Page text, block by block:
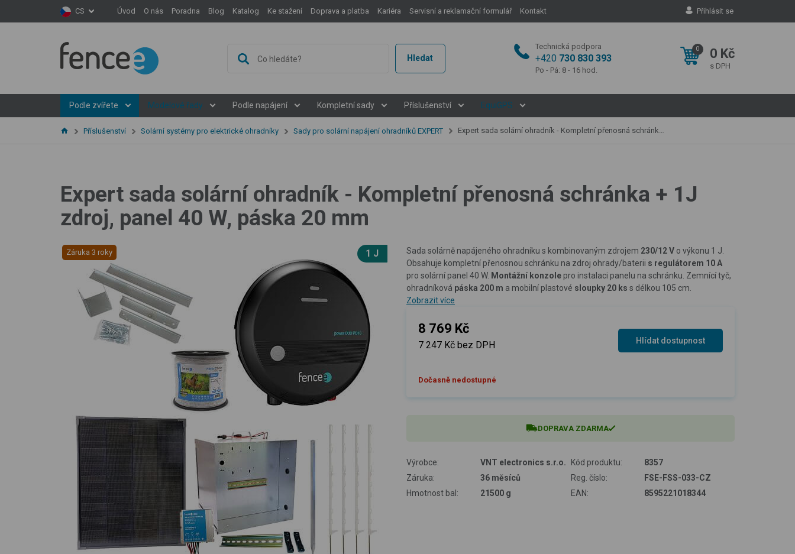
CS Úvod O nás Poradna Blog Katalog Ke stažení Doprava a platba Kariéra Servisní a reklamační formulář Kontakt Přihlásit se
Hledat
Technická podpora
+420 730 830 393
Po - Pá: 8 - 16 hod.
0 0 Kč
s DPH
Podle zvířete Modelové řady Podle napájení Kompletní sady Příslušenství EquiGPS
Příslušenství Solární systémy pro elektrické ohradníky Sady pro solární napájení ohradníků EXPERT Expert sada solární ohradník - Kompletní přenosná schránka + 1J zdroj, panel 40 W, páska 20 mm
Expert sada solární ohradník - Kompletní přenosná schránka + 1J
zdroj, panel 40 W, páska 20 mm
Záruka 3 roky 1 J Sada solárně napájeného ohradníku s kombinovaným zdrojem 230/12 V o výkonu 1 J.
Obsahuje kompletní přenosnou schránku na zdroj ohrady/baterii s regulátorem 10 A
pro solární panel 40 W. Montážní konzole pro instalaci panelu na schránku. Zemnící tyč,
ohradníková páska 200 m a mobilní plastové sloupky 20 ks s délkou 105 cm.
Zobrazit více
8 769 Kč
7 247 Kč bez DPH Hlídat dostupnost
Dočasně nedostupné
DOPRAVA ZDARMA
Výrobce: VNT electronics s.r.o. Kód produktu:
8357
Záruka:
36 měsíců Reg. číslo:
FSE-FSS-033-CZ
Hmotnost bal:
21500 g EAN: 8595221018344